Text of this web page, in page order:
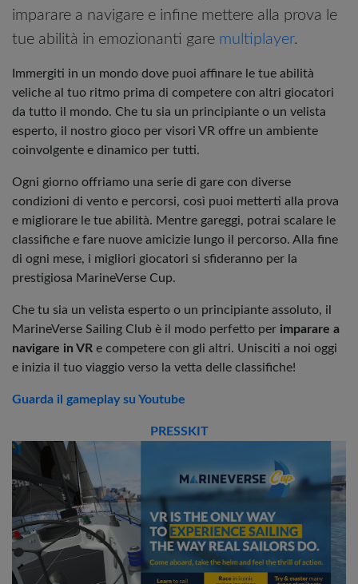
imparare a navigare e infine mettere alla prova le
tue abilità in emozionanti gare multiplayer.
Immergiti in un mondo dove puoi affinare le tue abilità
veliche al tuo ritmo prima di competere con altri giocatori
da tutto il mondo. Che tu sia un principiante o un velista
esperto, il nostro gioco per visori VR offre un ambiente
coinvolgente e dinamico per tutti.
Ogni giorno offriamo una serie di gare con diverse
condizioni di vento e percorsi, così puoi metterti alla prova
e migliorare le tue abilità. Mentre gareggi, potrai scalare le
classifiche e fare nuove amicizie lungo il percorso. Alla fine
di ogni mese, i migliori giocatori si sfideranno per la
prestigiosa MarineVerse Cup.
Che tu sia un velista esperto o un principiante assoluto, il
MarineVerse Sailing Club è il modo perfetto per imparare a
navigare in VR e competere con gli altri. Unisciti a noi oggi
e inizia il tuo viaggio verso la vetta delle classifiche!
Guarda il gameplay su Youtube
PRESSKIT